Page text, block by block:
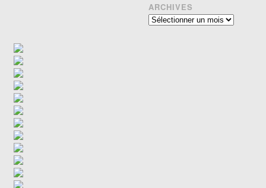
ARCHIVES
Archives